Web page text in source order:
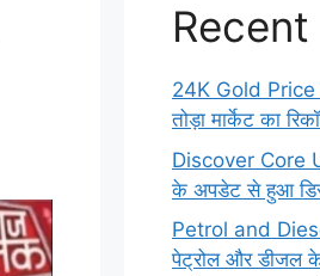
24K Gold Price
तोड़ा मार्केट का
Discover Core
के अपडेट से हुआ
Petrol and
पेट्रोल और डीजल